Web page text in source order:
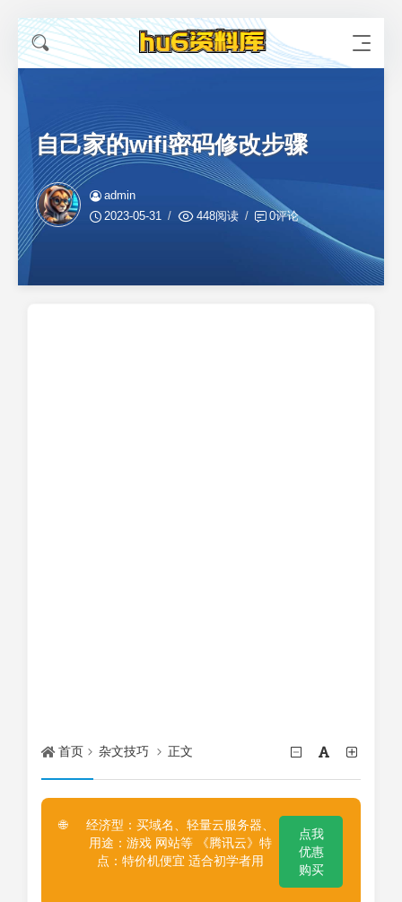
自己家的wifi密码修改步骤
admin
2023-05-31
448阅读 0评论
首页 杂文技巧 正文
🌐
经济型：买域名、轻量云服务器、
用途：游戏 网站等 《腾讯云》特
点：特价机便宜 适合初学者用
点我
优惠
购买